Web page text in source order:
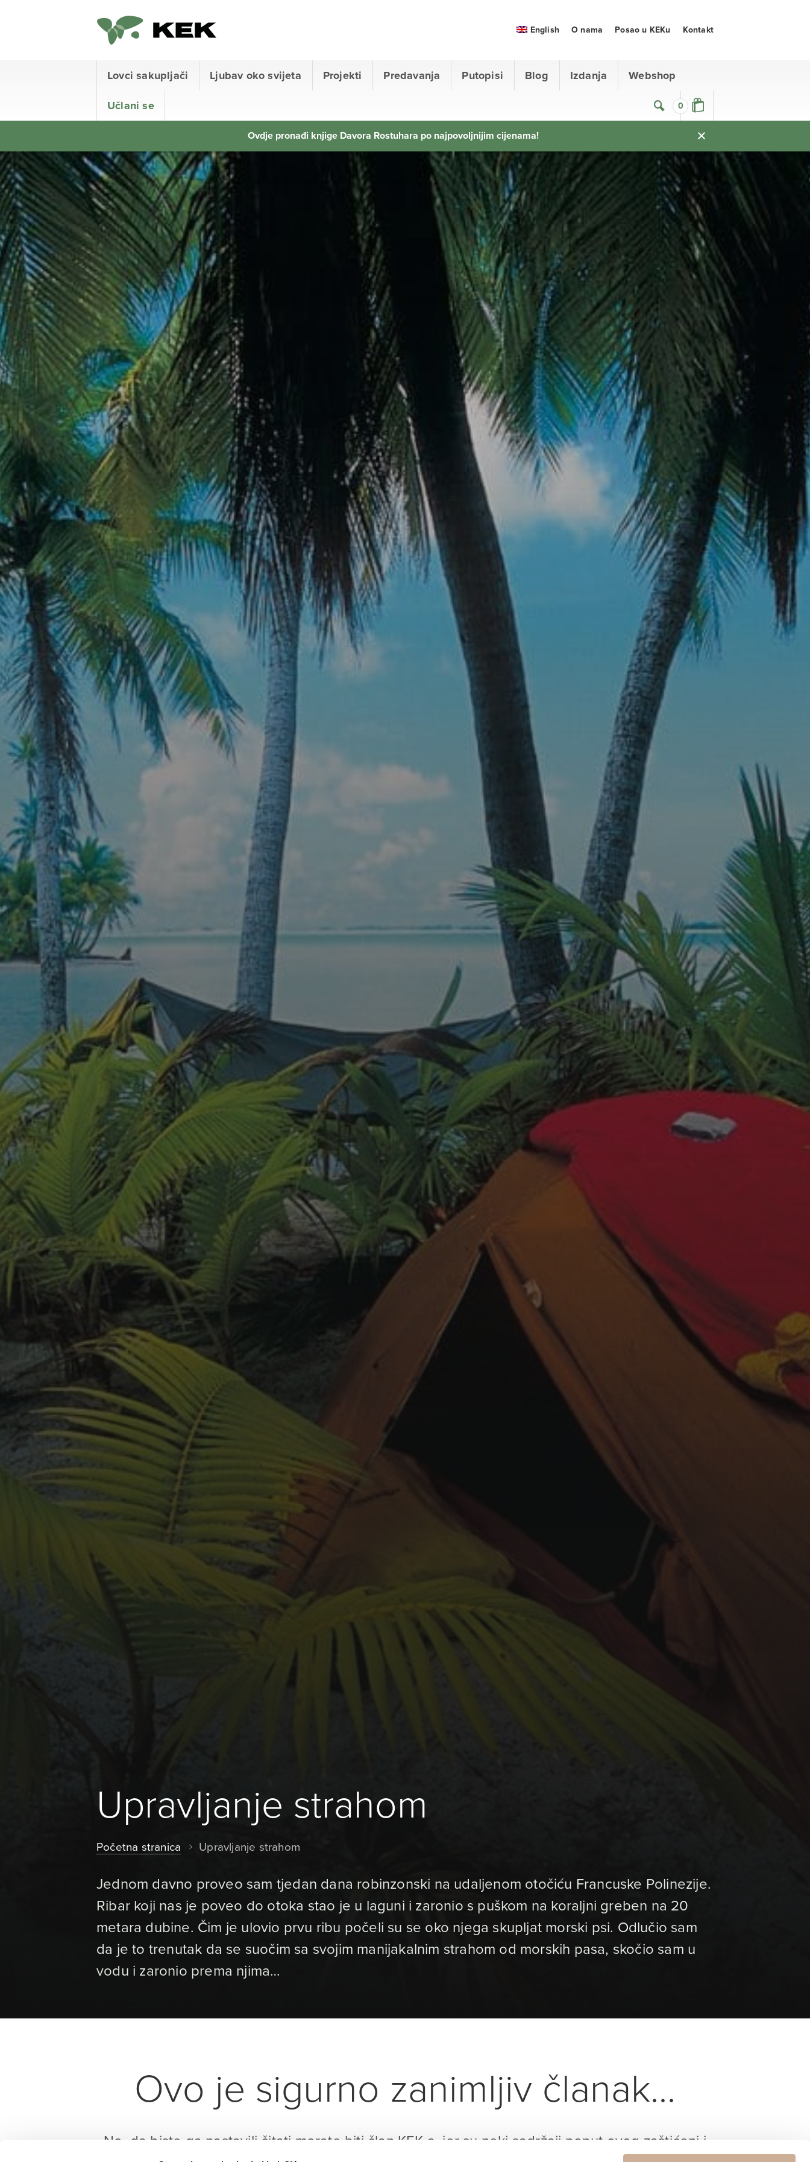
0
Lovci sakupljači Ljubav oko svijeta Projekti Predavanja Putopisi Blog Izdanja Webshop
Učlani se
English O nama Posao u KEKu Kontakt
Ovdje pronađi knjige Davora Rostuhara po najpovoljnijim cijenama!
Upravljanje strahom
Početna stranica Upravljanje strahom
Jednom davno proveo sam tjedan dana robinzonski na udaljenom otočiću Francuske Polinezije.
Ribar koji nas je poveo do otoka stao je u laguni i zaronio s puškom na koraljni greben na 20
metara dubine. Čim je ulovio prvu ribu počeli su se oko njega skupljat morski psi. Odlučio sam
da je to trenutak da se suočim sa svojim manijakalnim strahom od morskih pasa, skočio sam u
vodu i zaronio prema njima…
Ovo je sigurno zanimljiv članak...
No, da biste ga nastavili čitati morate biti član KEK-a, jer su neki sadržaji poput ovog zaštićeni i